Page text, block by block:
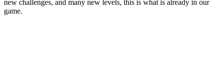
new challenges, and many new levels, this is what is already in our
game.